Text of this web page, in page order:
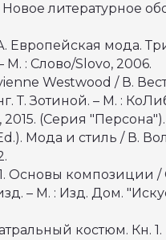
литературное
Европейская мода.
М. : Слово/Slovo, 2006.
Westwood / В.
Т. Зотиной. – М. :
2015. (Серия "Персона").
Мода и стиль / В.
Основы композиции /
– М. : Изд. Дом.
костюм. Кн. 1.